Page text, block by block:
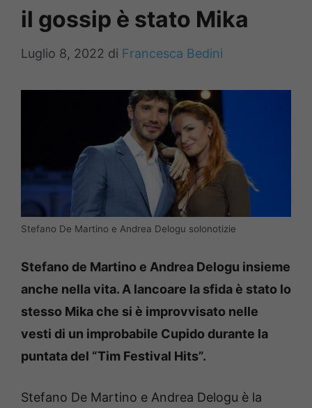
il gossip è stato Mika
Luglio 8, 2022 di Francesca Bedini
Stefano De Martino e Andrea Delogu solonotizie
Stefano de Martino e Andrea Delogu insieme
anche nella vita. A lancoare la sfida è stato lo
stesso Mika che si è improvvisato nelle
vesti di un improbabile Cupido durante la
puntata del “Tim Festival Hits”.
Stefano De Martino e Andrea Delogu è la